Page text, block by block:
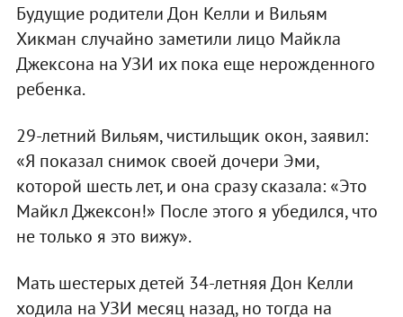
Будущие родители Дон Келли и Вильям
Хикман случайно заметили лицо Майкла
Джексона на УЗИ их пока еще нерожденного
ребенка.
29-летний Вильям, чистильщик окон, заявил:
«Я показал снимок своей дочери Эми,
которой шесть лет, и она сразу сказала: «Это
Майкл Джексон!» После этого я убедился, что
не только я это вижу».
Мать шестерых детей 34-летняя Дон Келли
ходила на УЗИ месяц назад, но тогда на